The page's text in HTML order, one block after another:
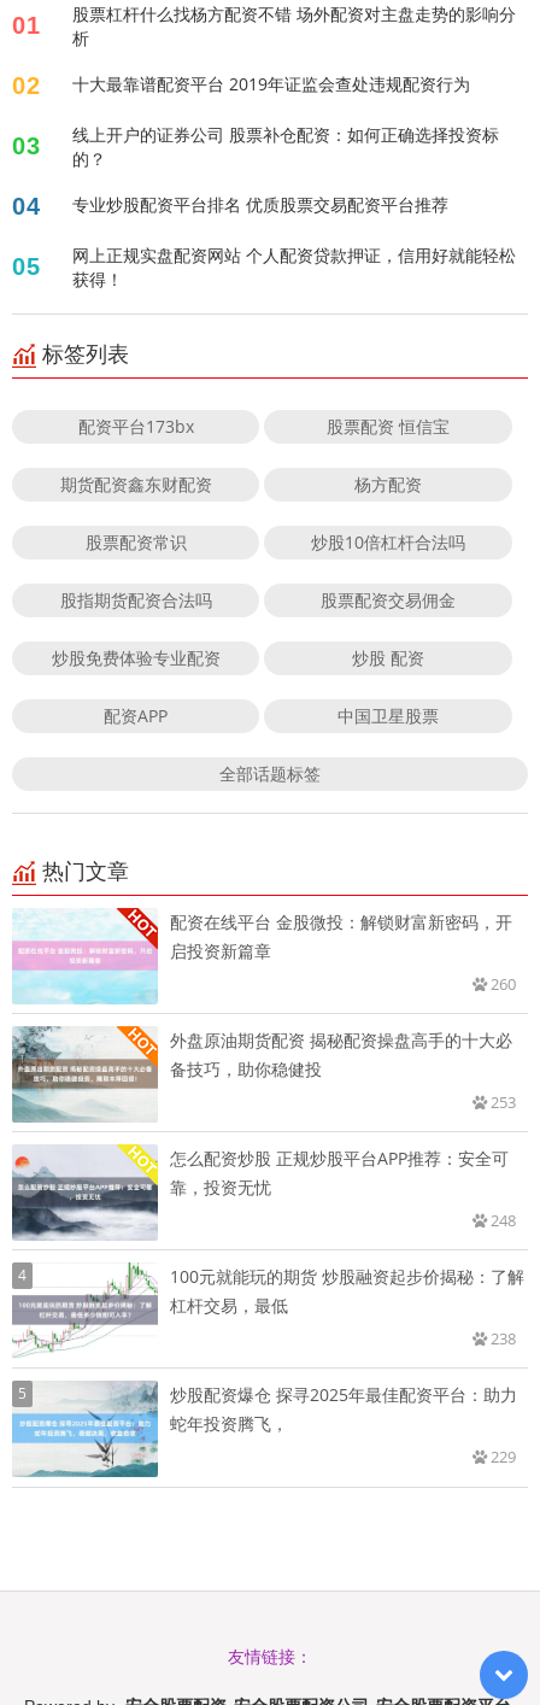
01
股票杠杆什么找杨方配资不错 场外配资对主盘走势的影响分
析
02 十大最靠谱配资平台 2019年证监会查处违规配资行为
03
线上开户的证券公司 股票补仓配资：如何正确选择投资标
的？
04 专业炒股配资平台排名 优质股票交易配资平台推荐
05
网上正规实盘配资网站 个人配资贷款押证，信用好就能轻松
获得！
标签列表
配资平台173bx 股票配资 恒信宝
期货配资鑫东财配资 杨方配资
股票配资常识 炒股10倍杠杆合法吗
股指期货配资合法吗 股票配资交易佣金
炒股免费体验专业配资 炒股 配资
配资APP 中国卫星股票
全部话题标签
热门文章
配资在线平台 金股微投：解锁财富新密码，开
启投资新篇章
260
外盘原油期货配资 揭秘配资操盘高手的十大必
备技巧，助你稳健投
253
怎么配资炒股 正规炒股平台APP推荐：安全可
靠，投资无忧
248
4
100元就能玩的期货 炒股融资起步价揭秘：了解
杠杆交易，最低
238
5
炒股配资爆仓 探寻2025年最佳配资平台：助力
蛇年投资腾飞，
229
友情链接：